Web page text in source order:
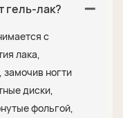
гель-лак?
с
лака,
ногти
диски,
фольгой,